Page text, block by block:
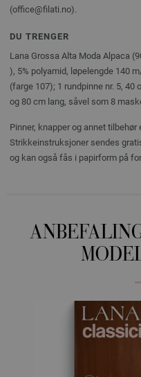
(office@filati.no).
DU TRENGER
Lana Grossa Alta Moda Alpaca
), 5% polyamid, løpelengde 140
(farge 107); 1 rundpinne nr. 5, 40
og 80 cm lang, såvel som 8
Pinner, knapper og annet
Strikkeinstruksjoner sendes
og kan også fås i papirform på